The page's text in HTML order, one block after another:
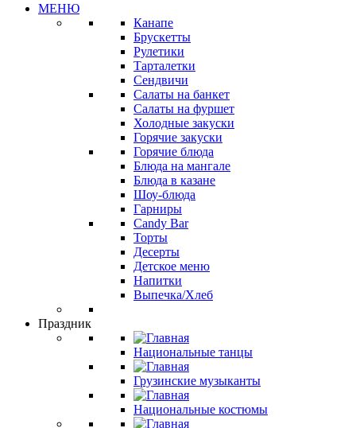
МЕНЮ
Канапе
Брускетты
Рулетики
Тарталетки
Сендвичи
Салаты на банкет
Салаты на фуршет
Холодные закуски
Горячие закуски
Горячие блюда
Блюда на мангале
Блюда в казане
Шоу-блюда
Гарниры
Candy Bar
Торты
Десерты
Детское меню
Напитки
Выпечка/Хлеб
Праздник
Национальные танцы
Грузинские музыканты
Национальные костюмы